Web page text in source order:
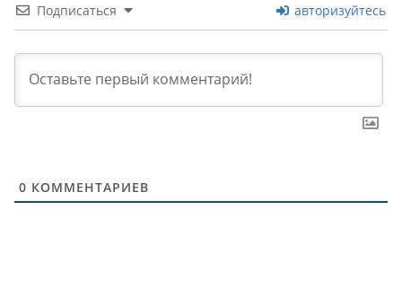
Подписаться авторизуйтесь
0 КОММЕНТАРИЕВ